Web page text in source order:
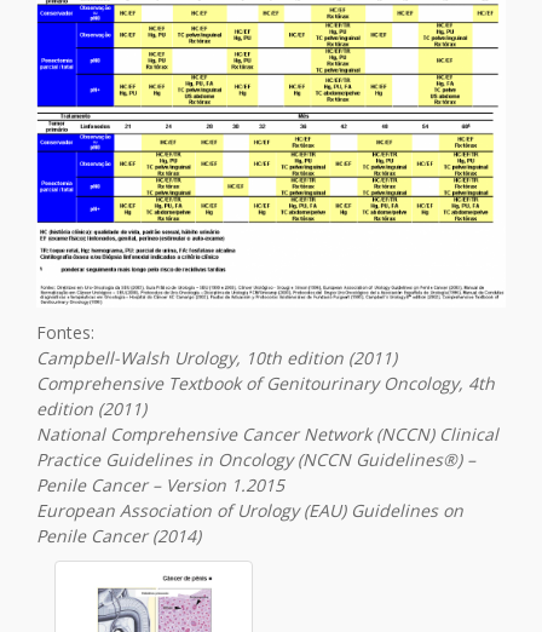
Fontes:
Campbell-Walsh Urology, 10th edition (2011)
Comprehensive Textbook of Genitourinary Oncology, 4th
edition (2011)
National Comprehensive Cancer Network (NCCN) Clinical
Practice Guidelines in Oncology (NCCN Guidelines®) –
Penile Cancer – Version 1.2015
European Association of Urology (EAU) Guidelines on
Penile Cancer (2014)